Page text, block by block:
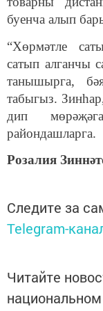
буенча алып
“Хөрмәтле
сатып алганчы
танышырга,
табыгыз.
дип
райондашларга.
Розалия
Следите за
Telegram-
Читайте